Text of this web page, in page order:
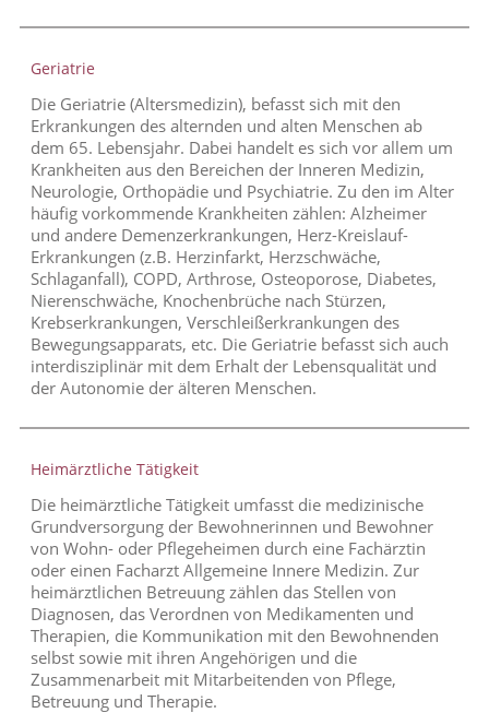
Geriatrie
Die Geriatrie (Altersmedizin), befasst sich mit den
Erkrankungen des alternden und alten Menschen ab
dem 65. Lebensjahr. Dabei handelt es sich vor allem um
Krankheiten aus den Bereichen der Inneren Medizin,
Neurologie, Orthopädie und Psychiatrie. Zu den im Alter
häufig vorkommende Krankheiten zählen: Alzheimer
und andere Demenzerkrankungen, Herz-Kreislauf-
Erkrankungen (z.B. Herzinfarkt, Herzschwäche,
Schlaganfall), COPD, Arthrose, Osteoporose, Diabetes,
Nierenschwäche, Knochenbrüche nach Stürzen,
Krebserkrankungen, Verschleißerkrankungen des
Bewegungsapparats, etc. Die Geriatrie befasst sich auch
interdisziplinär mit dem Erhalt der Lebensqualität und
der Autonomie der älteren Menschen.
Heimärztliche Tätigkeit
Die heimärztliche Tätigkeit umfasst die medizinische
Grundversorgung der Bewohnerinnen und Bewohner
von Wohn- oder Pflegeheimen durch eine Fachärztin
oder einen Facharzt Allgemeine Innere Medizin. Zur
heimärztlichen Betreuung zählen das Stellen von
Diagnosen, das Verordnen von Medikamenten und
Therapien, die Kommunikation mit den Bewohnenden
selbst sowie mit ihren Angehörigen und die
Zusammenarbeit mit Mitarbeitenden von Pflege,
Betreuung und Therapie.